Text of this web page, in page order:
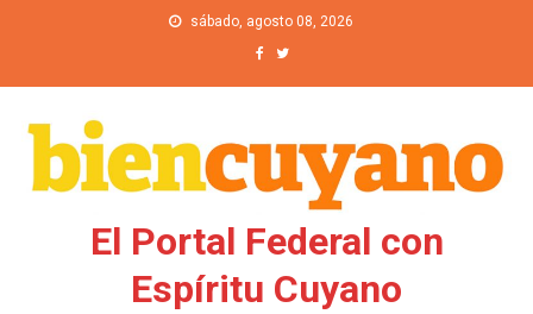
sábado, agosto 08, 2026
El Portal Federal con
Espíritu Cuyano